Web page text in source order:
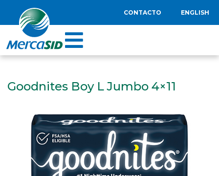
CONTACTO ENGLISH
Goodnites Boy L Jumbo 4×11